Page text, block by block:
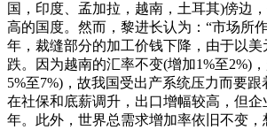
国，印度、孟加拉，越南，土耳其)傍边
高的国度。然而，黎进长认为：“市场所
年，裁缝部分的加工价钱下降，由于以
跌。因为越南的汇率不变(增加1%至2%)
5%至7%)，故我国受出产系统压力而要
在社保和底薪调升，出口增幅较高，但企
年。此外，世界总需求增加率依旧不变，